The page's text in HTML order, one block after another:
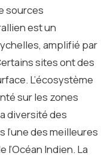
sources
est un
amplifié par
sites ont des
L’écosystème
sur les zones
diversité des
l’une des meilleures
Indien. La